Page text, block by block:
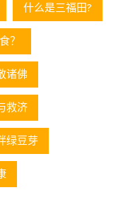
什么是三福田?
？
诸佛
救济
绿豆芽